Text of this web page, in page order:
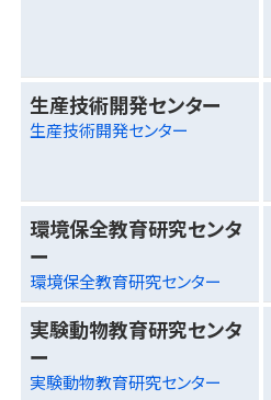
生産技術開発センター
生産技術開発センター
環境保全教育研究センタ
ー
環境保全教育研究センター
実験動物教育研究センタ
ー
実験動物教育研究センター